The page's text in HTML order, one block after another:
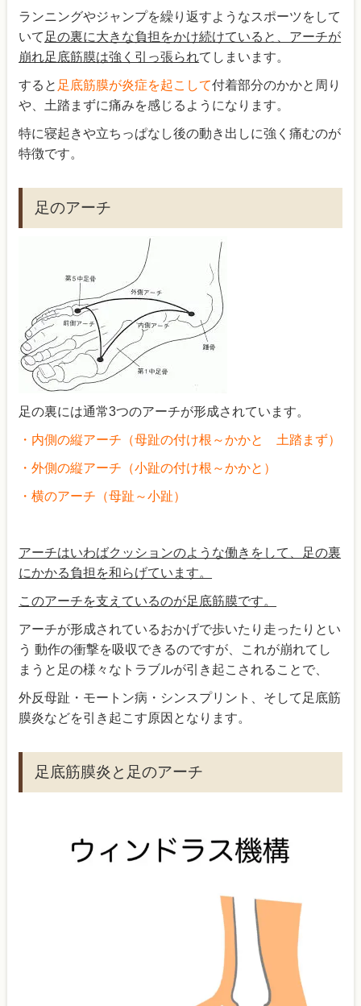
ランニングやジャンプを繰り返すようなスポーツをして
いて 足の裏に大きな負担をかけ続けていると、 アーチが
崩れ足底筋膜は強く引っ張られてしまいます。
すると 足底筋膜が炎症を起こして付着部分のかかと周り
や、土踏まずに痛みを感じるようになります。
特に寝起きや立ちっぱなし後の動き出しに強く痛むのが
特徴です。
足のアーチ
足の裏には通常3つのアーチが形成されています。
・内側の縦アーチ（母趾の付け根～かかと 土踏まず）
・外側の縦アーチ（小趾の付け根～かかと）
・横のアーチ（母趾～小趾）
アーチはいわばクッションのような働きをして、足の裏
にかかる負担を和らげています。
このアーチを支えているのが足底筋膜です。
アーチが形成されているおかげで歩いたり走ったりとい
う 動作の衝撃を吸収できるのですが、これが崩れてし
まうと足の様々なトラブルが引き起こされることで、
外反母趾・モートン病・シンスプリント、そして足底筋
膜炎などを引き起こす原因となります。
足底筋膜炎と足のアーチ